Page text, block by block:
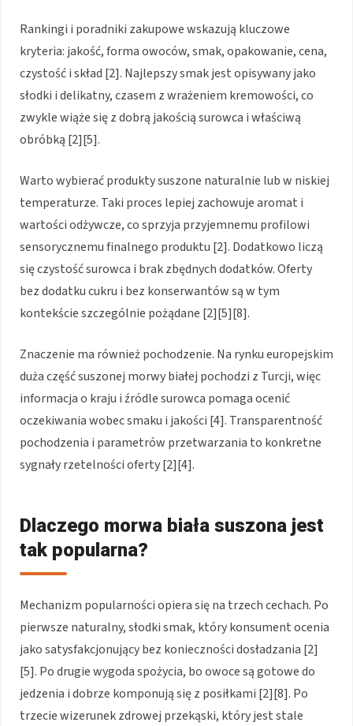
Rankingi i poradniki zakupowe wskazują kluczowe
kryteria: jakość, forma owoców, smak, opakowanie, cena,
czystość i skład [2]. Najlepszy smak jest opisywany jako
słodki i delikatny, czasem z wrażeniem kremowości, co
zwykle wiąże się z dobrą jakością surowca i właściwą
obróbką [2][5].
Warto wybierać produkty suszone naturalnie lub w niskiej
temperaturze. Taki proces lepiej zachowuje aromat i
wartości odżywcze, co sprzyja przyjemnemu profilowi
sensorycznemu finalnego produktu [2]. Dodatkowo liczą
się czystość surowca i brak zbędnych dodatków. Oferty
bez dodatku cukru i bez konserwantów są w tym
kontekście szczególnie pożądane [2][5][8].
Znaczenie ma również pochodzenie. Na rynku europejskim
duża część suszonej morwy białej pochodzi z Turcji, więc
informacja o kraju i źródle surowca pomaga ocenić
oczekiwania wobec smaku i jakości [4]. Transparentność
pochodzenia i parametrów przetwarzania to konkretne
sygnały rzetelności oferty [2][4].
Dlaczego morwa biała suszona jest
tak popularna?
Mechanizm popularności opiera się na trzech cechach. Po
pierwsze naturalny, słodki smak, który konsument ocenia
jako satysfakcjonujący bez konieczności dosładzania [2]
[5]. Po drugie wygoda spożycia, bo owoce są gotowe do
jedzenia i dobrze komponują się z posiłkami [2][8]. Po
trzecie wizerunek zdrowej przekąski, który jest stale